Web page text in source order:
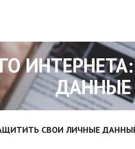
ДАННЫЕ
СВОИ ЛИЧНЫЕ